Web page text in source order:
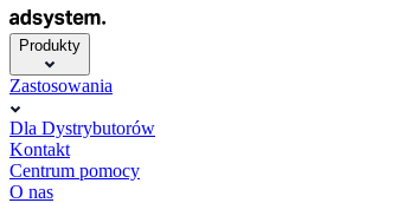
Produkty
Zastosowania
Dla Dystrybutorów
Kontakt
Centrum pomocy
O nas